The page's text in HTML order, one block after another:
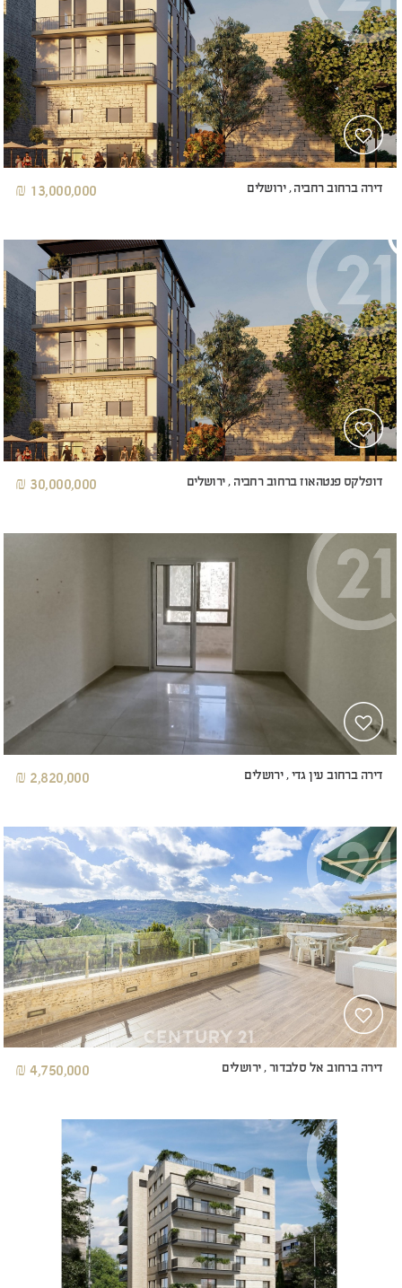
דירה ברחוב רחביה , ירושלים 13,000,000 ₪
דופלקס פנטהאוז ברחוב רחביה , ירושלים 30,000,000 ₪
דירה ברחוב עין גדי , ירושלים 2,820,000 ₪
דירה ברחוב אל סלבדור , ירושלים 4,750,000 ₪